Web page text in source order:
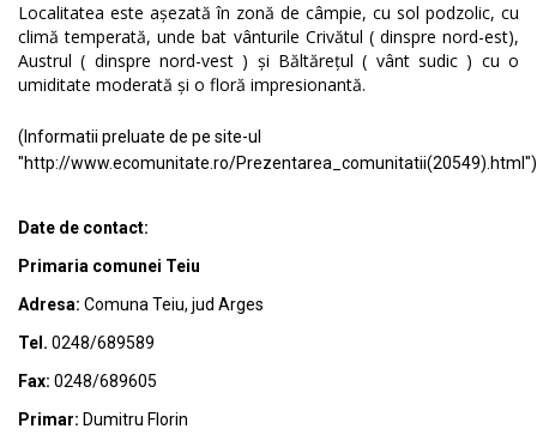
Localitatea este așezată în zonă de câmpie, cu sol podzolic, cu
climă temperată, unde bat vânturile Crivătul ( dinspre nord-est),
Austrul ( dinspre nord-vest ) și Băltărețul ( vânt sudic ) cu o
umiditate moderată și o floră impresionantă.
(Informatii preluate de pe site-ul
"http://www.ecomunitate.ro/Prezentarea_comunitatii(20549).html")
Date de contact:
Primaria comunei Teiu
Adresa: Comuna Teiu, jud Arges
Tel. 0248/689589
Fax: 0248/689605
Primar: Dumitru Florin